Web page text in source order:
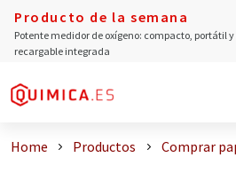
Producto de la semana
Potente medidor de oxígeno: compacto, portátil
recargable integrada
Home Productos Comprar